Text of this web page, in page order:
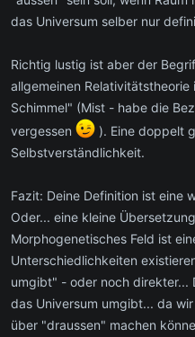
das Universum selber nur
Richtig lustig ist aber der
allgemeinen
Schimmel" (Mist - habe die
vergessen
). Eine doppelt
Selbstverständlichkeit.
Fazit: Deine Definition ist eine
Oder... eine kleine
Morphogenetisches Feld ist
Unterschiedlichkeiten
umgibt" - oder noch direkter...
das Universum umgibt... da
über "draussen" machen